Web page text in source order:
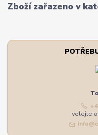
Zboží zařazeno v
volejte